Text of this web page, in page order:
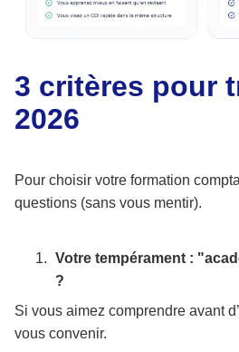
3 critères pour
2026
Pour choisir votre formation
questions (sans vous mentir).
Votre tempérament :
?
Si vous aimez comprendre avant
vous convenir.